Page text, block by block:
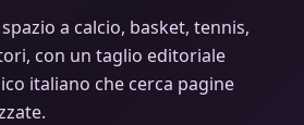
a calcio, basket, tennis,
con un taglio editoriale
italiano che cerca pagine